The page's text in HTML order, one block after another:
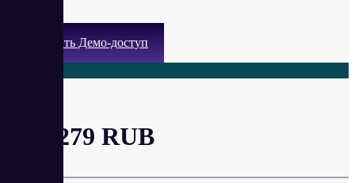
Получить Демо-доступ
от 1 279 RUB